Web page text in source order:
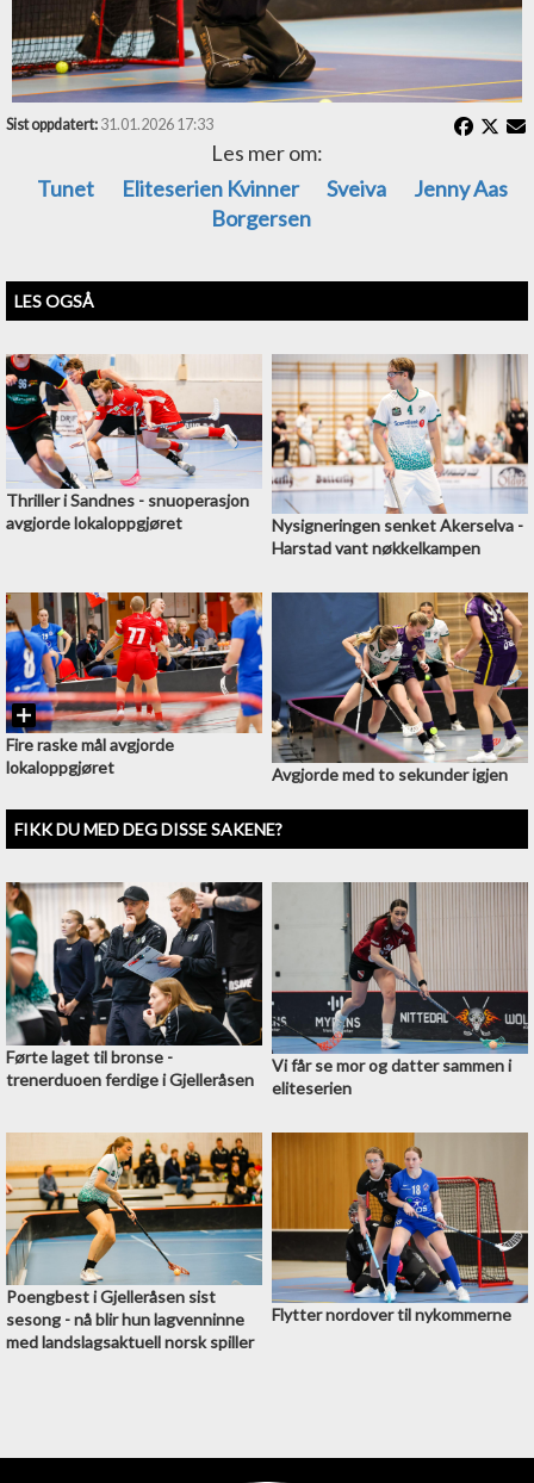
7-1 (57.35) Ingebrigtsli Hansen (Aas
Borgersen)
Skudd: 26-19 (7-9,8-4,11-6)
Dommere: Halvorsen/Johansson
Sist oppdatert: 31.01.2026 17:33
Les mer om:
Tunet
Eliteserien Kvinner Sveiva
Jenny Aas
Borgersen
LES OGSÅ
Thriller i Sandnes - snuoperasjon
avgjorde lokaloppgjøret
Nysigneringen senket Akerselva -
Harstad vant nøkkelkampen
Fire raske mål avgjorde
lokaloppgjøret
Avgjorde med to sekunder igjen
FIKK DU MED DEG DISSE SAKENE?
Førte laget til bronse -
trenerduoen ferdige i Gjelleråsen
Vi får se mor og datter sammen i
eliteserien
Poengbest i Gjelleråsen sist
sesong - nå blir hun lagvenninne
med landslagsaktuell norsk spiller
Flytter nordover til nykommerne